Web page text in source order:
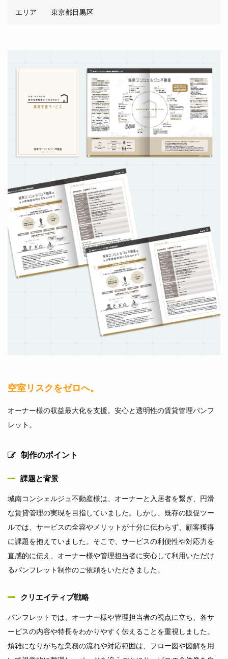
エリア 東京都目黒区
空室リスクをゼロへ。
オーナー様の収益最大化を支援。安心と透明性の賃貸管理パンフ
レット。
制作のポイント
課題と背景
城南コンシェルジュ不動産様は、オーナーと入居者を繋ぎ、円滑
な賃貸管理の実現を目指していました。しかし、既存の販促ツー
ルでは、サービスの全容やメリットが十分に伝わらず、顧客獲得
に課題を抱えていました。そこで、サービスの利便性や対応力を
直感的に伝え、オーナー様や管理担当者に安心して利用いただけ
るパンフレット制作のご依頼をいただきました。
クリエイティブ戦略
パンフレットでは、オーナー様や管理担当者の視点に立ち、各サ
ービスの内容や特長をわかりやすく伝えることを重視しました。
煩雑になりがちな業務の流れや対応範囲は、フロー図や図解を用